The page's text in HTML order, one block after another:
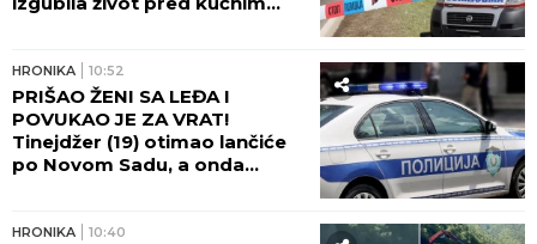
otvorio poklopac i uzeo nam
Elizabetu!"
HRONIKA 10:52
PRIŠAO ŽENI SA LEĐA I
POVUKAO JE ZA VRAT!
Tinejdžer (19) otimao lančiće
po Novom Sadu, a onda
HRONIKA 10:40